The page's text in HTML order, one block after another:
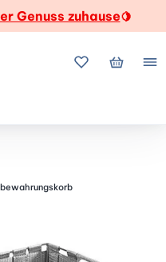
Genuss zuhause🍋
MeineMein